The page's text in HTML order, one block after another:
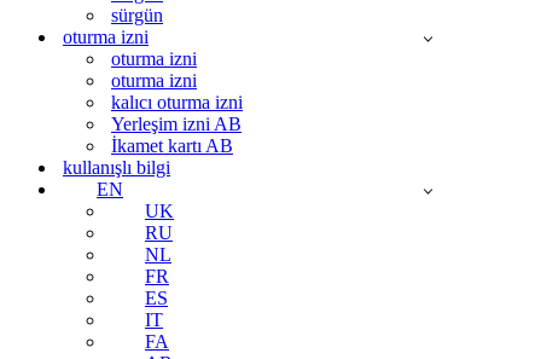
sürgün
oturma izni
oturma izni
oturma izni
kalıcı oturma izni
Yerleşim izni AB
İkamet kartı AB
kullanışlı bilgi
EN
UK
RU
NL
FR
ES
IT
FA